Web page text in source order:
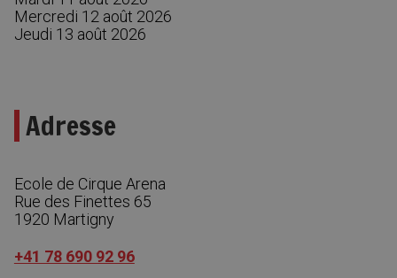
Mercredi 12 août 2026
Jeudi 13 août 2026
Adresse
Ecole de Cirque Arena
Rue des Finettes 65
1920 Martigny
+41 78 690 92 96